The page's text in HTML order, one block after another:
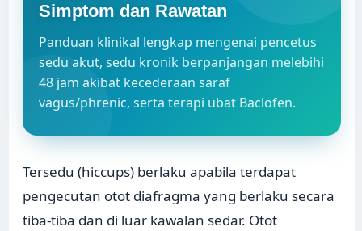
Simptom dan Rawatan
Panduan klinikal lengkap mengenai pencetus
sedu akut, sedu kronik berpanjangan melebihi
48 jam akibat kecederaan saraf
vagus/phrenic, serta terapi ubat Baclofen.
Tersedu (hiccups) berlaku apabila terdapat
pengecutan otot diafragma yang berlaku secara
tiba-tiba dan di luar kawalan sedar. Otot